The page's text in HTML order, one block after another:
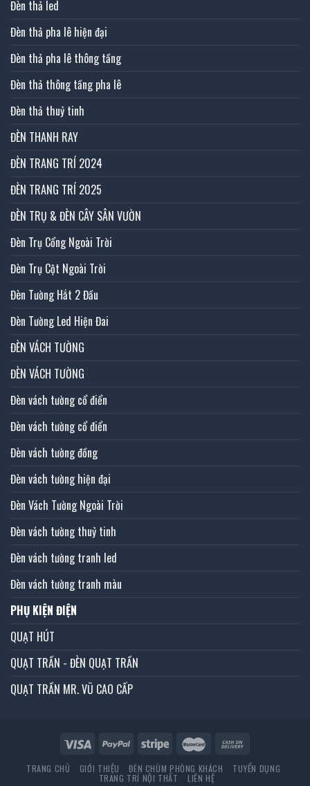
Đèn thả led
Đèn thả pha lê hiện đại
Đèn thả pha lê thông tầng
Đèn thả thông tầng pha lê
Đèn thả thuỷ tinh
ĐÈN THANH RAY
ĐÈN TRANG TRÍ 2024
ĐÈN TRANG TRÍ 2025
ĐÈN TRỤ & ĐÈN CÂY SÂN VƯỜN
Đèn Trụ Cổng Ngoài Trời
Đèn Trụ Cột Ngoài Trời
Đèn Tường Hắt 2 Đầu
Đèn Tường Led Hiện Đai
ĐÈN VÁCH TƯỜNG
ĐÈN VÁCH TƯỜNG
Đèn vách tường cổ điển
Đèn vách tường cổ điển
Đèn vách tường đồng
Đèn vách tường hiện đại
Đèn Vách Tường Ngoài Trời
Đèn vách tường thuỷ tinh
Đèn vách tường tranh led
Đèn vách tường tranh màu
PHỤ KIỆN ĐIỆN
QUẠT HÚT
QUẠT TRẦN - ĐÈN QUẠT TRẦN
QUẠT TRẦN MR. VŨ CAO CẤP
TRANG CHỦ GIỚI THIỆU ĐÈN CHÙM PHÒNG KHÁCH TUYỂN DỤNG
TRANG TRÍ NỘI THẤT LIÊN HỆ